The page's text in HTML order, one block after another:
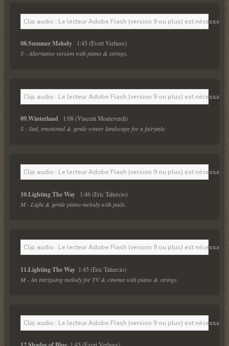
Clip audio : Le lecteur Adobe Flash (version 9 ou plus) est
08.Summer Melody
1:45 (Evert Verhees)
S - Alternative version with piano & strings.
Clip audio : Le lecteur Adobe Flash (version 9 ou plus) est
09.Winterland
1:08 (Vincent Monteverdi)
S - Sad, emotional & gentle winter landscape for a fairytale.
Clip audio : Le lecteur Adobe Flash (version 9 ou plus) est
10.Lighting The Way
1:46 (Eric Taliercio)
M - Light & gentle piano melody with pads.
Clip audio : Le lecteur Adobe Flash (version 9 ou plus) est
11.Lighting The Way
1:45 (Eric Taliercio)
M - An intriguing melody for TV & cinema with piano & strings.
Clip audio : Le lecteur Adobe Flash (version 9 ou plus) est